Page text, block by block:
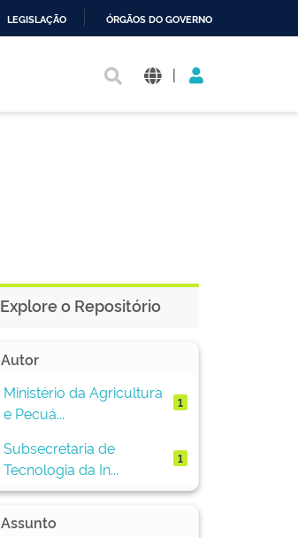
LEGISLAÇÃO ÓRGÃOS DO GOVERNO
|
Explore o Repositório
Autor
Ministério da Agricultura
e Pecuá...
1
Subsecretaria de
Tecnologia da In...
1
Assunto